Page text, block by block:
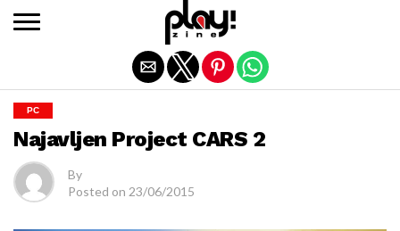
PC
Najavljen Project CARS 2
By
Posted on 23/06/2015
Exit mobile version